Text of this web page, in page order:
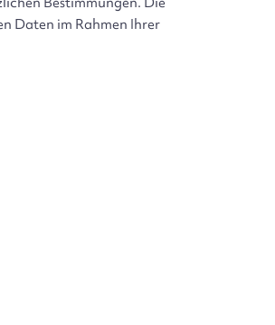
Daten im Rahmen Ihrer